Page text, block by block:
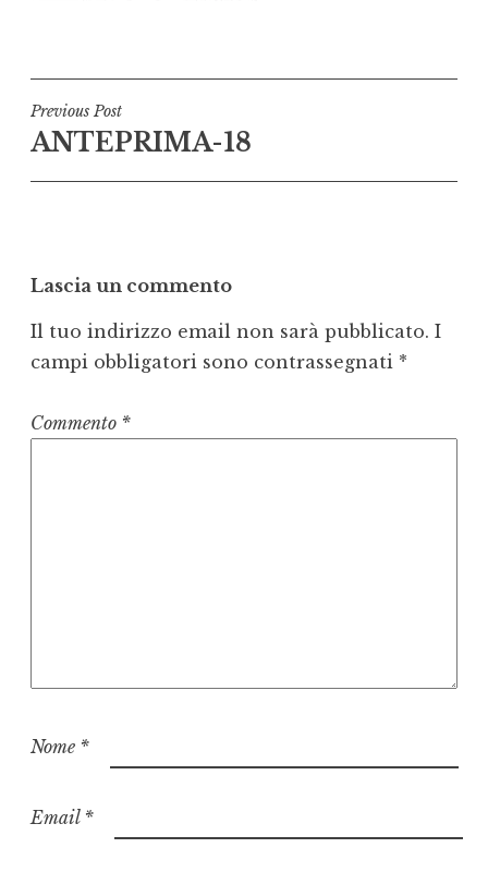
Navigazione
articoli
Previous Post
ANTEPRIMA-18
Lascia un commento
Il tuo indirizzo email non sarà pubblicato. I
campi obbligatori sono contrassegnati *
Commento *
Nome *
Email *